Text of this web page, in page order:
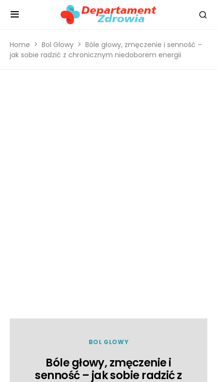
Home Bol Glowy
Bóle głowy, zmęczenie i senność –
jak sobie radzić z chronicznym niedoborem energii
BOL GLOWY
Bóle głowy, zmęczenie i
senność – jak sobie radzić z